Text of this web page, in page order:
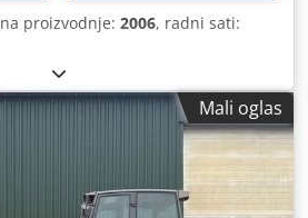
proizvodnje: 2006, radni sati:
Mali oglas